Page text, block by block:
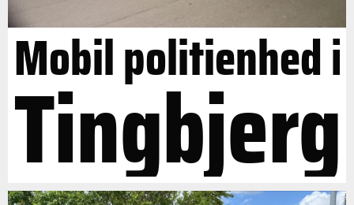
Mobil politienhed i
Tingbjerg